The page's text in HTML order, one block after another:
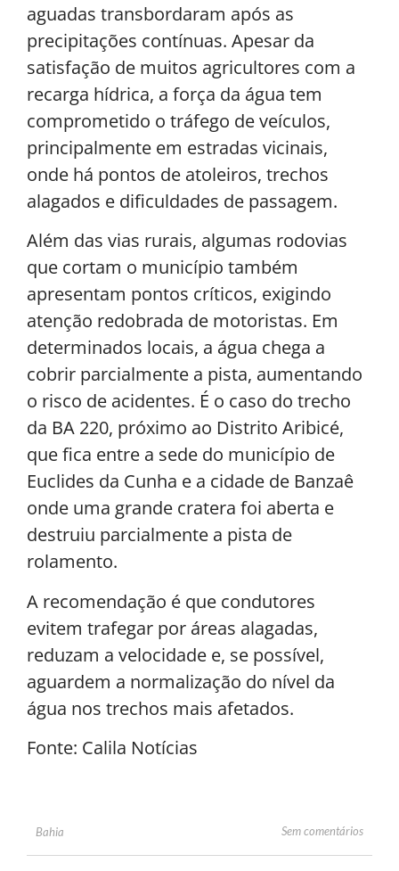
aguadas transbordaram após as
precipitações contínuas. Apesar da
satisfação de muitos agricultores com a
recarga hídrica, a força da água tem
comprometido o tráfego de veículos,
principalmente em estradas vicinais,
onde há pontos de atoleiros, trechos
alagados e dificuldades de passagem.
Além das vias rurais, algumas rodovias
que cortam o município também
apresentam pontos críticos, exigindo
atenção redobrada de motoristas. Em
determinados locais, a água chega a
cobrir parcialmente a pista, aumentando
o risco de acidentes. É o caso do trecho
da BA 220, próximo ao Distrito Aribicé,
que fica entre a sede do município de
Euclides da Cunha e a cidade de Banzaê
onde uma grande cratera foi aberta e
destruiu parcialmente a pista de
rolamento.
A recomendação é que condutores
evitem trafegar por áreas alagadas,
reduzam a velocidade e, se possível,
aguardem a normalização do nível da
água nos trechos mais afetados.
Fonte: Calila Notícias
Bahia Sem comentários